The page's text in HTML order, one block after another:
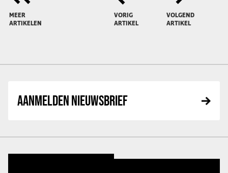
MEER
ARTIKELEN
VORIG
ARTIKEL
VOLGEND
ARTIKEL
AANMELDEN NIEUWSBRIEF